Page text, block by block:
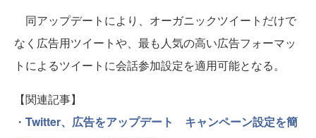
同アップデートにより、オーガニックツイートだけで
なく広告用ツイートや、最も人気の高い広告フォーマッ
トによるツイートに会話参加設定を適用可能となる。
【関連記事】
・ Twitter、広告をアップデート キャンペーン設定を簡